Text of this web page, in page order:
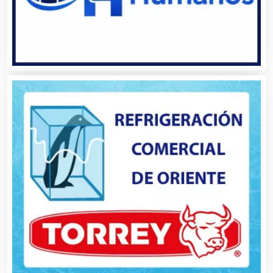
Audio, Sonido e Iluminación
Audios para Eventos
Autobuses
Automatización
Automóviles Nuevos y Usados
Autopartes Eléctricas